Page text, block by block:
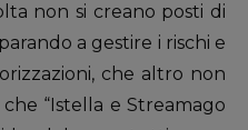
non si creano posti di
a gestire i rischi e
che altro non
“Istella e Streamago